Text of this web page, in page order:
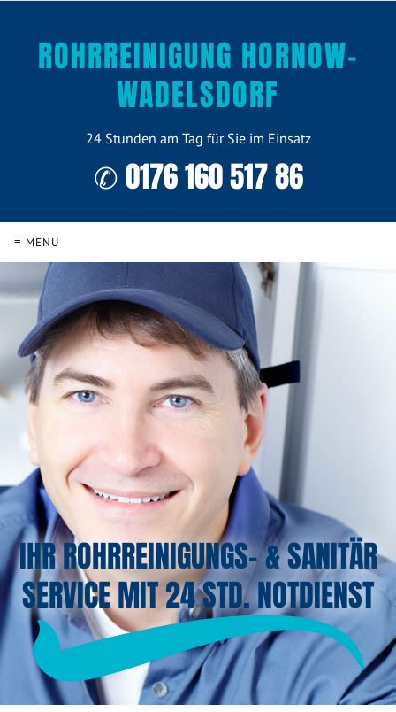
ROHRREINIGUNG HORNOW-
WADELSDORF
24 Stunden am Tag für Sie im Einsatz
✆ 0176 160 517 86
≡ MENU
IHR ROHRREINIGUNGS- & SANITÄR
SERVICE MIT 24 STD. NOTDIENST